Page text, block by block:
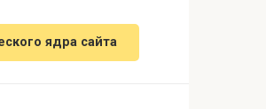
ядра сайта